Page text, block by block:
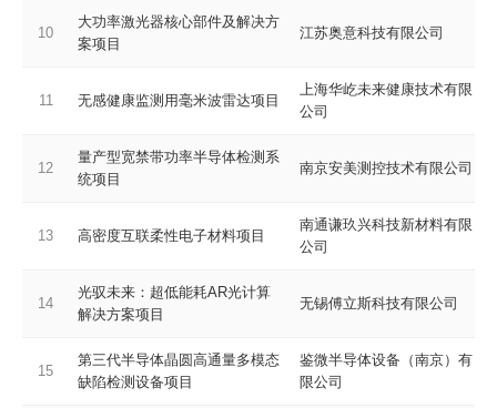
10
大功率激光器核心部件及解决方
案项目
江苏奥意科技有限公司
11 无感健康监测用毫米波雷达项目
上海华屹未来健康技术有限
公司
12
量产型宽禁带功率半导体检测系
统项目
南京安美测控技术有限公司
13 高密度互联柔性电子材料项目
南通谦玖兴科技新材料有限
公司
14
光驭未来：超低能耗AR光计算
解决方案项目
无锡傅立斯科技有限公司
15
第三代半导体晶圆高通量多模态
缺陷检测设备项目
鉴微半导体设备（南京）有
限公司